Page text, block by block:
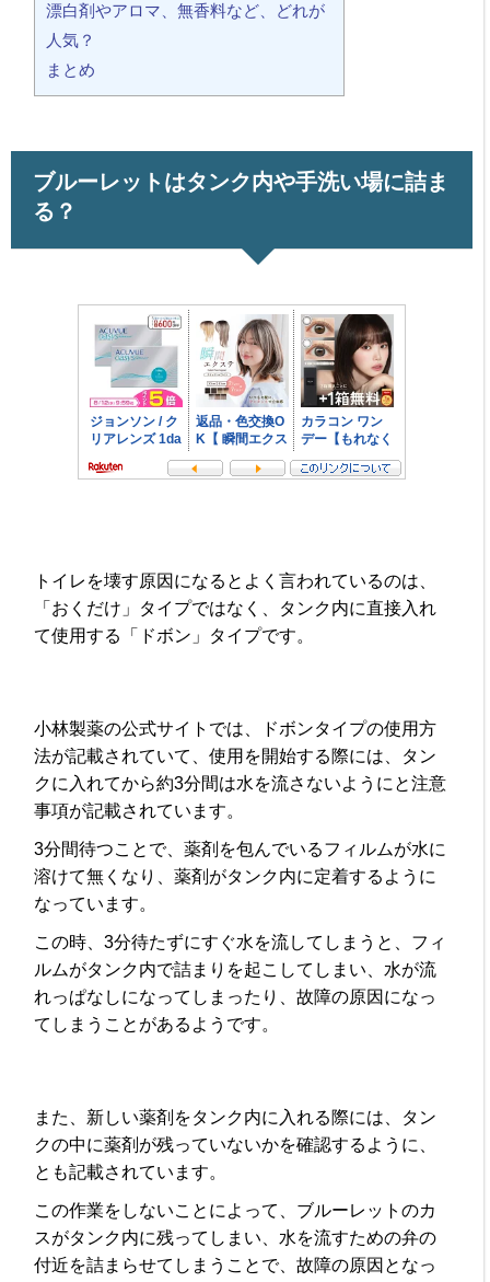
漂白剤やアロマ、無香料など、どれが
人気？
まとめ
ブルーレットはタンク内や手洗い場に詰ま
る？
トイレを壊す原因になるとよく言われているのは、
「おくだけ」タイプではなく、タンク内に直接入れ
て使用する「ドボン」タイプです。
小林製薬の公式サイトでは、ドボンタイプの使用方
法が記載されていて、使用を開始する際には、タン
クに入れてから約3分間は水を流さないようにと注意
事項が記載されています。
3分間待つことで、薬剤を包んでいるフィルムが水に
溶けて無くなり、薬剤がタンク内に定着するように
なっています。
この時、3分待たずにすぐ水を流してしまうと、フィ
ルムがタンク内で詰まりを起こしてしまい、水が流
れっぱなしになってしまったり、故障の原因になっ
てしまうことがあるようです。
また、新しい薬剤をタンク内に入れる際には、タン
クの中に薬剤が残っていないかを確認するように、
とも記載されています。
この作業をしないことによって、ブルーレットのカ
スがタンク内に残ってしまい、水を流すための弁の
付近を詰まらせてしまうことで、故障の原因となっ